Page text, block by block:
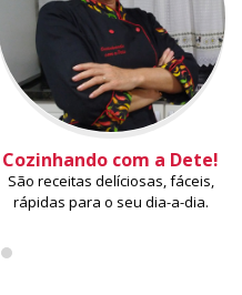
Cozinhando com a Dete!
São receitas delíciosas, fáceis,
rápidas para o seu dia-a-dia.